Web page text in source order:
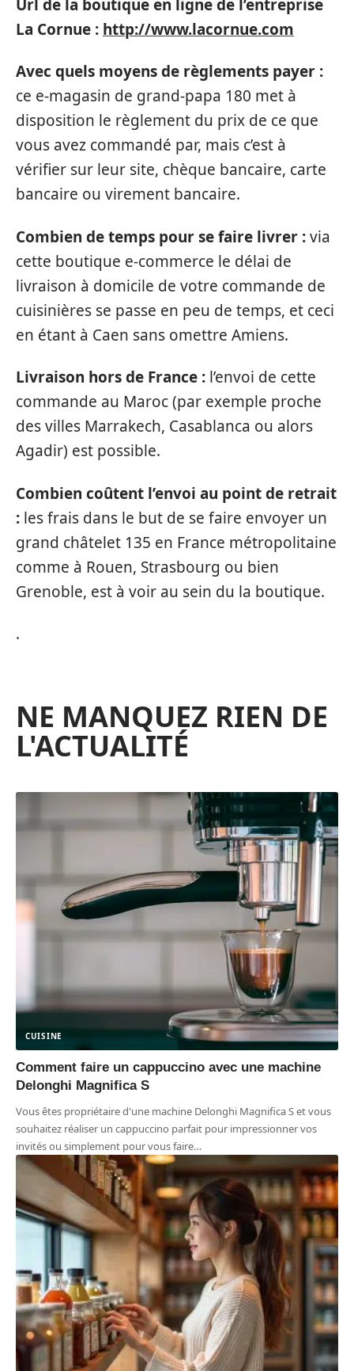
Url de la boutique en ligne de l’entreprise
La Cornue : http://www.lacornue.com
Avec quels moyens de règlements payer :
ce e-magasin de grand-papa 180 met à
disposition le règlement du prix de ce que
vous avez commandé par, mais c’est à
vérifier sur leur site, chèque bancaire, carte
bancaire ou virement bancaire.
Combien de temps pour se faire livrer :via
cette boutique e-commerce le délai de
livraison à domicile de votre commande de
cuisinières se passe en peu de temps, et ceci
en étant à Caen sans omettre Amiens.
Livraison hors de France : l’envoi de cette
commande au Maroc (par exemple proche
des villes Marrakech, Casablanca ou alors
Agadir) est possible.
Combien coûtent l’envoi au point de retrait
: les frais dans le but de se faire envoyer un
grand châtelet 135 en France métropolitaine
comme à Rouen, Strasbourg ou bien
Grenoble, est à voir au sein du la boutique.
.
NE MANQUEZ RIEN DE
L'ACTUALITÉ
CUISINE
Comment faire un cappuccino avec une machine
Delonghi Magnifica S
Vous êtes propriétaire d'une machine Delonghi Magnifica S et vous
souhaitez réaliser un cappuccino parfait pour impressionner vos
invités ou simplement pour vous faire…